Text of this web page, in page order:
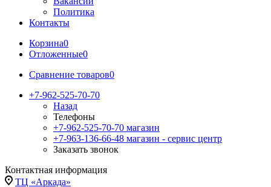
Политика
Контакты
Корзина0
Отложенные0
Сравнение товаров0
+7-962-525-70-70
Назад
Телефоны
+7-962-525-70-70 магазин
+7-963-136-66-48 магазин - сервис центр
Заказать звонок
Контактная информация
ТЦ «Аркада»